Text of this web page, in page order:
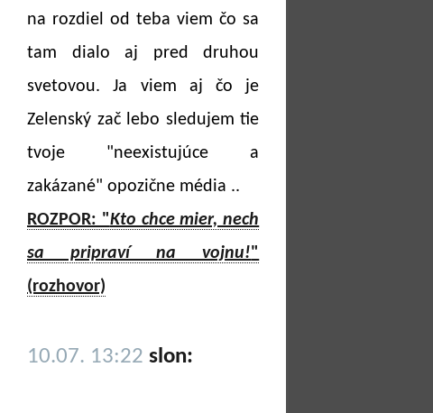
na rozdiel od teba viem čo sa
tam dialo aj pred druhou
svetovou. Ja viem aj čo je
Zelenský zač lebo sledujem tie
tvoje "neexistujúce a
zakázané" opozične média ..
ROZPOR: "Kto chce mier, nech
sa pripraví na vojnu!"
(rozhovor)
10.07. 13:22 slon: